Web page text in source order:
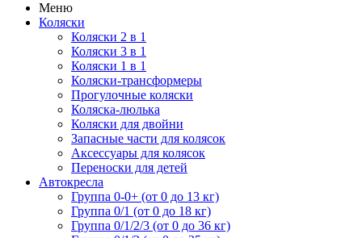
Меню
Коляски
Коляски 2 в 1
Коляски 3 в 1
Коляски 1 в 1
Коляски-трансформеры
Прогулочные коляски
Коляска-люлька
Коляски для двойни
Запасные части для колясок
Аксессуары для колясок
Переноски для детей
Автокресла
Группа 0-0+ (от 0 до 13 кг)
Группа 0/1 (от 0 до 18 кг)
Группа 0/1/2/3 (от 0 до 36 кг)